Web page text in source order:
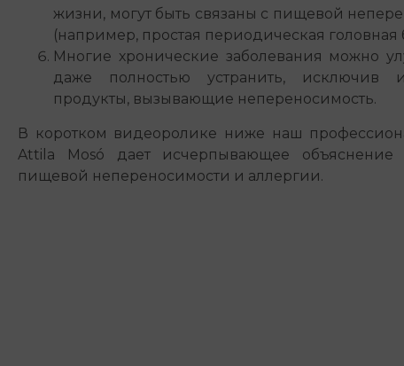
жизни, могут быть связаны с пищевой
(например, простая периодическая головная
Многие хронические заболевания можно
даже полностью устранить, исключив
продукты, вызывающие непереносимость.
В коротком видеоролике ниже наш
Attila Mosó дает исчерпывающее объяснение
пищевой непереносимости и аллергии.